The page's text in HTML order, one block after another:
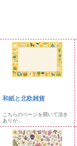
和紙と北欧雑貨
こちらのページを開いて頂き
ありが...